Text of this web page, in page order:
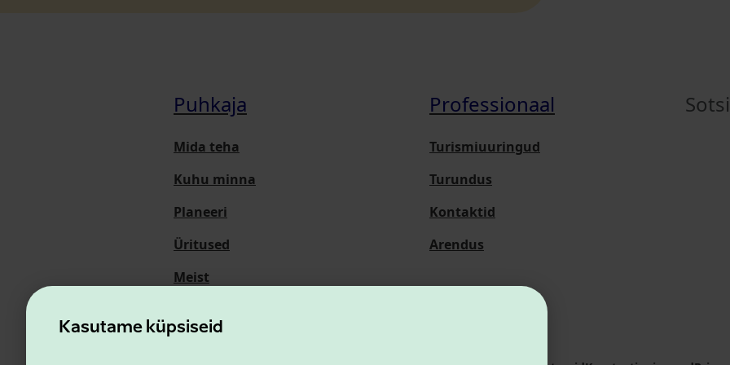
Kasutame küpsiseid
Puhkaja
Mida teha
Kuhu minna
Planeeri
Üritused
Meist
Professionaal
Turismiuuringud
Turundus
Kontaktid
Arendus